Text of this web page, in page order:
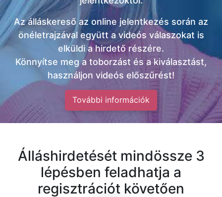
Az álláskereső az online jelentkezés során az
önéletrajzával együtt a videós válaszokat is
elküldi a hirdető részére.
Könnyítse meg a toborzást és a kiválasztást,
használjon videós előszűrést!
További információk
Álláshirdetését mindössze 3
lépésben feladhatja a
regisztrációt követően